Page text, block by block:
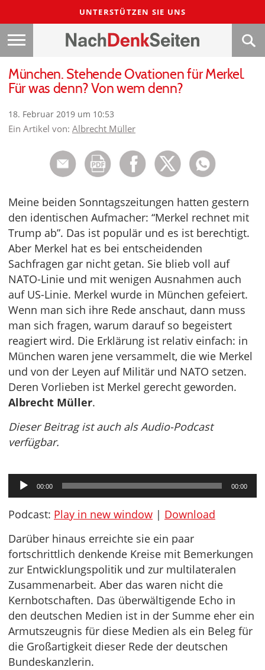
UNTERSTÜTZEN SIE UNS
München. Stehende Ovationen für Merkel.
Für was denn? Von wem denn?
18. Februar 2019 um 10:53
Ein Artikel von: Albrecht Müller
Meine beiden Sonntagszeitungen hatten gestern
den identischen Aufmacher: “Merkel rechnet mit
Trump ab”. Das ist populär und es ist berechtigt.
Aber Merkel hat es bei entscheidenden
Sachfragen gar nicht getan. Sie blieb voll auf
NATO-Linie und mit wenigen Ausnahmen auch
auf US-Linie. Merkel wurde in München gefeiert.
Wenn man sich ihre Rede anschaut, dann muss
man sich fragen, warum darauf so begeistert
reagiert wird. Die Erklärung ist relativ einfach: in
München waren jene versammelt, die wie Merkel
und von der Leyen auf Militär und NATO setzen.
Deren Vorlieben ist Merkel gerecht geworden.
Albrecht Müller.
Dieser Beitrag ist auch als Audio-Podcast
verfügbar.
Audio-
Player
00:00 00:00
Podcast: Play in new window | Download
Darüber hinaus erreichte sie ein paar
fortschrittlich denkende Kreise mit Bemerkungen
zur Entwicklungspolitik und zur multilateralen
Zusammenarbeit. Aber das waren nicht die
Kernbotschaften. Das überwältigende Echo in
den deutschen Medien ist in der Summe eher ein
Armutszeugnis für diese Medien als ein Beleg für
die Großartigkeit dieser Rede der deutschen
Bundeskanzlerin.